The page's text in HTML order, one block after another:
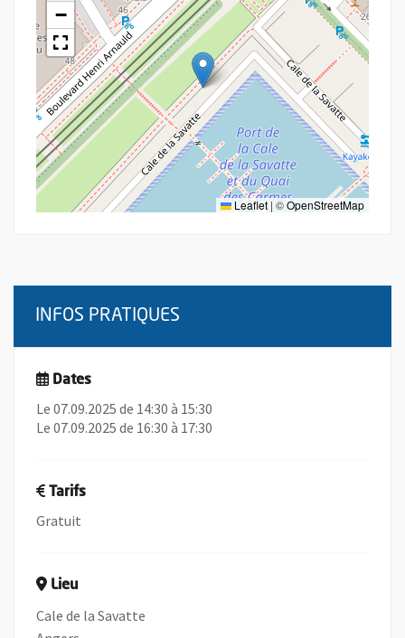
−
Leaflet | ©OpenStreetMap
INFOS PRATIQUES
Dates
Le 07.09.2025 de 14:30 à 15:30
Le 07.09.2025 de 16:30 à 17:30
Tarifs
Gratuit
Lieu
Cale de la Savatte